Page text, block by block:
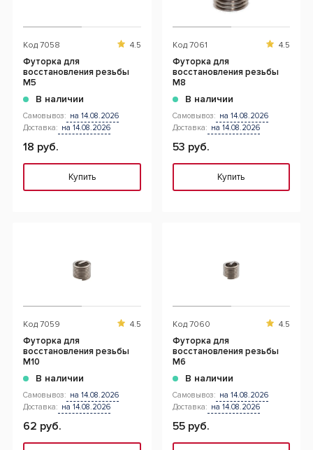
Код 7058 4.5
Футорка для
восстановления резьбы
М5
В наличии
Самовывоз: на 14.08.2026
Доставка: на 14.08.2026
18 руб.
Купить
Код 7061 4.5
Футорка для
восстановления резьбы
М8
В наличии
Самовывоз: на 14.08.2026
Доставка: на 14.08.2026
53 руб.
Купить
Код 7059 4.5
Футорка для
восстановления резьбы
М10
В наличии
Самовывоз: на 14.08.2026
Доставка: на 14.08.2026
62 руб.
Код 7060 4.5
Футорка для
восстановления резьбы
М6
В наличии
Самовывоз: на 14.08.2026
Доставка: на 14.08.2026
55 руб.